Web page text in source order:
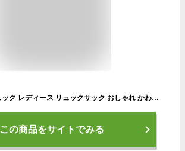
[ラドウェザー] リュック レディース リュックサック おしゃれ かわいい 人気 小さめ 15L はっ水 防汚 通勤 通学 大人 女子 (ネイビー) (ブラック)
この商品をサイトでみる